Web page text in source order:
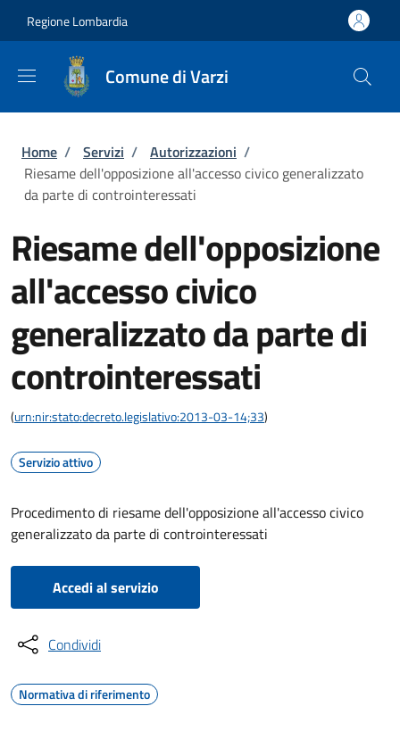
Regione Lombardia
Comune di Varzi
Briciole di pane
Home / Servizi / Autorizzazioni /
Riesame dell'opposizione all'accesso civico generalizzato
da parte di controinteressati
Riesame dell'opposizione
all'accesso civico
generalizzato da parte di
controinteressati
(urn:nir:stato:decreto.legislativo:2013-03-14;33)
Servizio attivo
Procedimento di riesame dell'opposizione all'accesso civico
generalizzato da parte di controinteressati
Accedi al servizio
Condividi
Normativa di riferimento